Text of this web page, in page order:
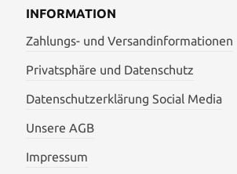
INFORMATION
Zahlungs- und Versandinformationen
Privatsphäre und Datenschutz
Datenschutzerklärung Social Media
Unsere AGB
Impressum